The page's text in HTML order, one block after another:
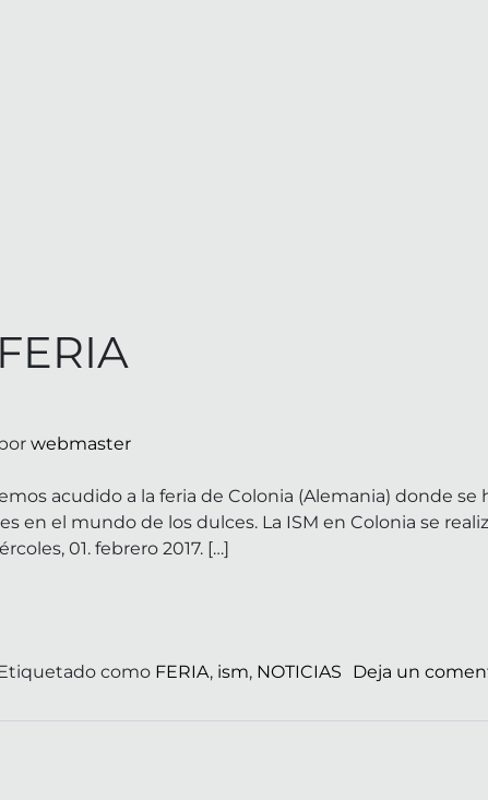
FERIA
webmaster
acudido a la feria de Colonia (Alemania) donde se
en el mundo de los dulces. La ISM en Colonia se
01. febrero 2017. […]
como FERIA, ism, NOTICIAS Deja un